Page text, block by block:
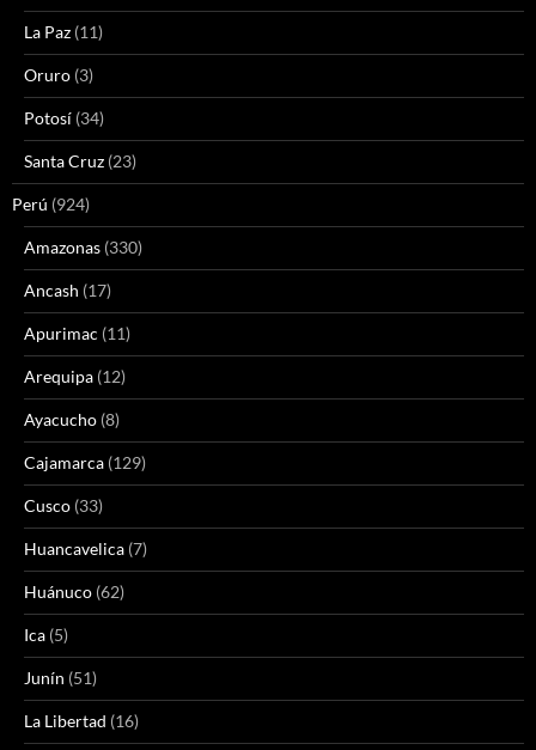
La Paz (11)
Oruro (3)
Potosí (34)
Santa Cruz (23)
Perú (924)
Amazonas (330)
Ancash (17)
Apurimac (11)
Arequipa (12)
Ayacucho (8)
Cajamarca (129)
Cusco (33)
Huancavelica (7)
Huánuco (62)
Ica (5)
Junín (51)
La Libertad (16)